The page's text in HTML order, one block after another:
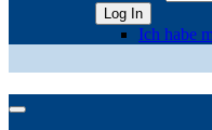
Log In
Ich habe